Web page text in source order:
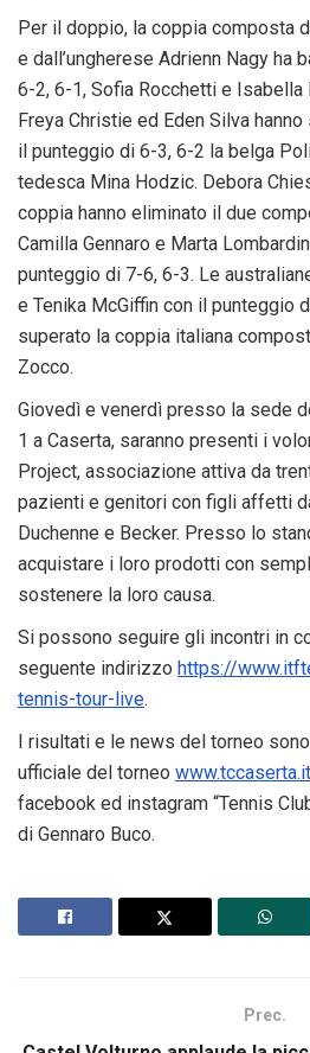
Per il doppio, la coppia composta
e dall’ungherese Adrienn Nagy ha
6-2, 6-1, Sofia Rocchetti e Isabella
Freya Christie ed Eden Silva
il punteggio di 6-3, 6-2 la belga
tedesca Mina Hodzic. Debora
coppia hanno eliminato il due
Camilla Gennaro e Marta
punteggio di 7-6, 6-3. Le
e Tenika McGiffin con il punteggio
superato la coppia italiana
Zocco.
Giovedì e venerdì presso la sede
1 a Caserta, saranno presenti i
Project, associazione attiva da
pazienti e genitori con figli affetti
Duchenne e Becker. Presso lo
acquistare i loro prodotti con
sostenere la loro causa.
Si possono seguire gli incontri in
seguente indirizzo https://
tennis-tour-live.
I risultati e le news del torneo
ufficiale del torneo www.tccaserta.it
facebook ed instagram “Tennis
di Gennaro Buco.
Prec.